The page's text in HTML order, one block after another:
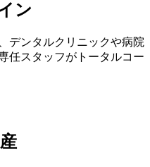
ン
デンタルクリニックや病院
任スタッフがトータルコー